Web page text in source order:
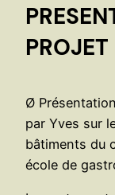
PROJET
Ø
par Yves sur
bâtiments du
école de